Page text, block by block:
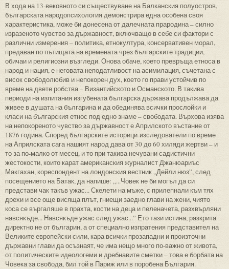
В хода на 13-вековното си съществуване на Балканския полуостров,
българската народопсихология демонстрира една особена своя
характеристика, може би донесена от далечната прародина – силно
изразеното чувство за държавност, включващо в себе си фактори с
различни измерения – политика, етнокултура, консервативен морал,
предаван по пътищата на времената чрез българските традиции,
обичаи и религиозни възгледи. Онова обаче, което превръща етноса в
народ и нация, е неговата неподатливост на асимилация, съчетана с
висок свободолюбив и непокорен дух, което го прави устойчив по
време на двете робства – Византийското и Османското. В такива
периоди на изпитания изгубената българска държава продължава да
живее в душата на българина и да обединява всички прослойки и
класи на българския етнос под едно знаме – свободата. Върхова изява
на непокореното чувство за държавност е Априлското въстание от
1876 година. Според българските историци-изследователи по време
на Априлската сага нашият народ дава от 30 до 60 хиляди жертви – и
то за по-малко от месец, и то при такива нечувани садистични
жестокости, които карат американския журналист Джанюариъс
Макгахан, кореспондент на лондонския вестник „Дейли нюз”, след
посещението на Батак, да напише: „...Човек не би могъл да си
представи чак такъв ужас... Скелети на мъже, с прилепнали към тях
дрехи и все още висяща плът, гниещи заедно глави на жени, чиято
коса се въргаляше в прахта, кости на деца и пеленачета, разхвърляни
навсякъде... Навсякъде ужас след ужас...” Ето тази истина, разкрита
директно не от българин, а от специално изпратения представител на
Великите европейски сили, кара всички прозападни и произточни
държавни глави да осъзнаят, че има нещо много по-важно от живота,
от политическите идеологеми и дребнавите сметки – това е борбата на
Човека за свобода, бил той в Париж или в поробена България.